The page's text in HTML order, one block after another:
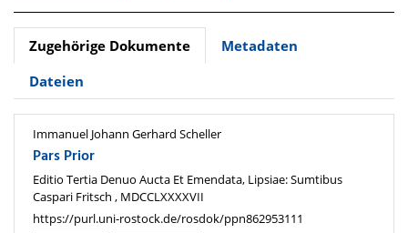
Zugehörige Dokumente
Metadaten
Dateien
Immanuel Johann Gerhard Scheller
Pars Prior
Editio Tertia Denuo Aucta Et Emendata, Lipsiae: Sumtibus
Caspari Fritsch , MDCCLXXXXVII
https://purl.uni-rostock.de/rosdok/ppn862953111